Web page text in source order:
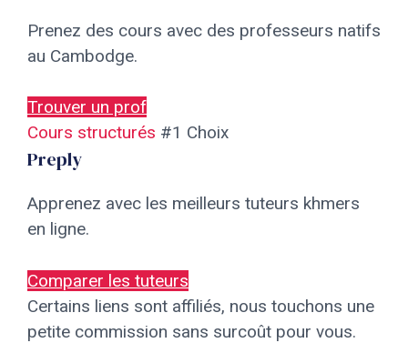
Prenez des cours avec des professeurs natifs
au Cambodge.
Trouver un prof
Cours structurés #1 Choix
Preply
Apprenez avec les meilleurs tuteurs khmers
en ligne.
Comparer les tuteurs
Certains liens sont affiliés, nous touchons une
petite commission sans surcoût pour vous.